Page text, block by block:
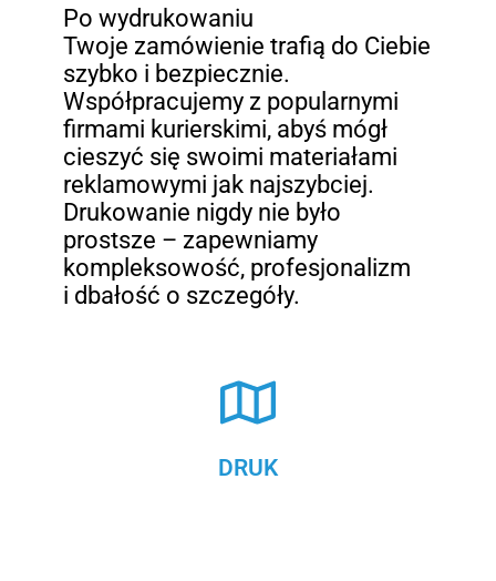
DRUK
Po wydrukowaniu
Twoje zamówienie trafią do Ciebie
szybko i bezpiecznie.
Współpracujemy z popularnymi
firmami kurierskimi, abyś mógł
cieszyć się swoimi materiałami
reklamowymi jak najszybciej.
Drukowanie nigdy nie było
prostsze – zapewniamy
kompleksowość, profesjonalizm
i dbałość o szczegóły.